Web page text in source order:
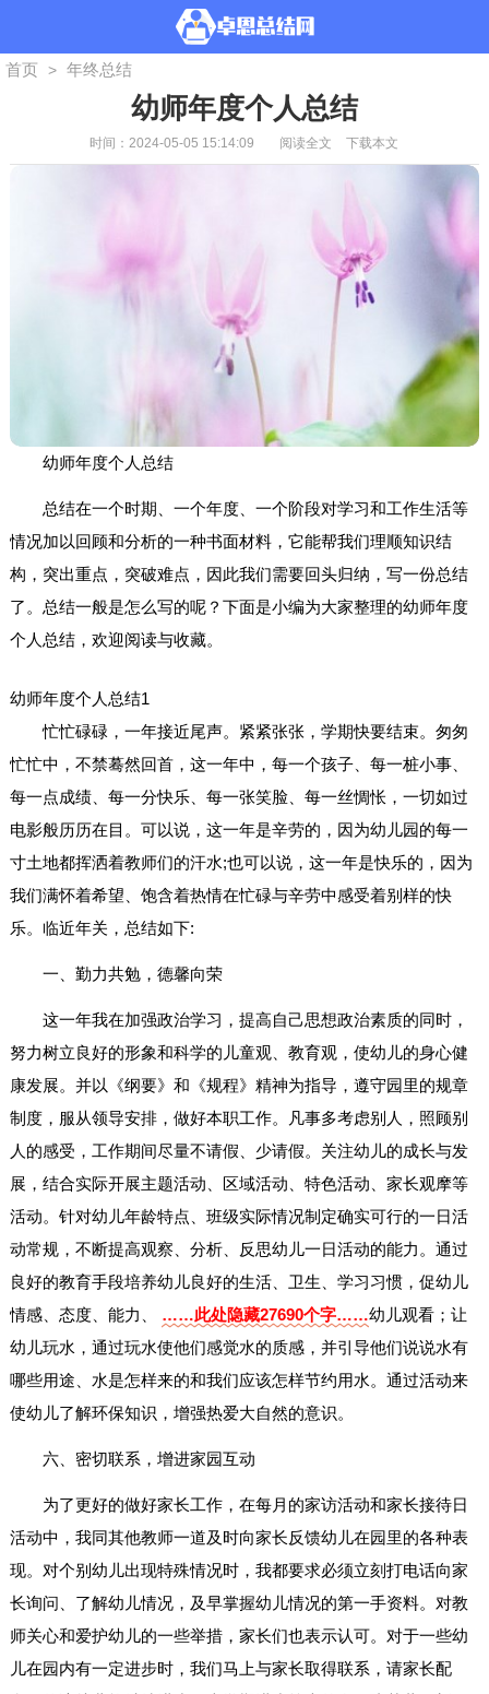
首页 > 年终总结
幼师年度个人总结
时间：2024-05-05 15:14:09 阅读全文 下载本文
幼师年度个人总结
总结在一个时期、一个年度、一个阶段对学习和工作生活等
情况加以回顾和分析的一种书面材料，它能帮我们理顺知识结
构，突出重点，突破难点，因此我们需要回头归纳，写一份总结
了。总结一般是怎么写的呢？下面是小编为大家整理的幼师年度
个人总结，欢迎阅读与收藏。
幼师年度个人总结1
忙忙碌碌，一年接近尾声。紧紧张张，学期快要结束。匆匆
忙忙中，不禁蓦然回首，这一年中，每一个孩子、每一桩小事、
每一点成绩、每一分快乐、每一张笑脸、每一丝惆怅，一切如过
电影般历历在目。可以说，这一年是辛劳的，因为幼儿园的每一
寸土地都挥洒着教师们的汗水;也可以说，这一年是快乐的，因为
我们满怀着希望、饱含着热情在忙碌与辛劳中感受着别样的快
乐。临近年关，总结如下:
一、勤力共勉，德馨向荣
这一年我在加强政治学习，提高自己思想政治素质的同时，
努力树立良好的形象和科学的儿童观、教育观，使幼儿的身心健
康发展。并以《纲要》和《规程》精神为指导，遵守园里的规章
制度，服从领导安排，做好本职工作。凡事多考虑别人，照顾别
人的感受，工作期间尽量不请假、少请假。关注幼儿的成长与发
展，结合实际开展主题活动、区域活动、特色活动、家长观摩等
活动。针对幼儿年龄特点、班级实际情况制定确实可行的一日活
动常规，不断提高观察、分析、反思幼儿一日活动的能力。通过
良好的教育手段培养幼儿良好的生活、卫生、学习习惯，促幼儿
情感、态度、能力、 ……此处隐藏27690个字……幼儿观看；让
幼儿玩水，通过玩水使他们感觉水的质感，并引导他们说说水有
哪些用途、水是怎样来的和我们应该怎样节约用水。通过活动来
使幼儿了解环保知识，增强热爱大自然的意识。
六、密切联系，增进家园互动
为了更好的做好家长工作，在每月的家访活动和家长接待日
活动中，我同其他教师一道及时向家长反馈幼儿在园里的各种表
现。对个别幼儿出现特殊情况时，我都要求必须立刻打电话向家
长询问、了解幼儿情况，及早掌握幼儿情况的第一手资料。对教
师关心和爱护幼儿的一些举措，家长们也表示认可。对于一些幼
儿在园内有一定进步时，我们马上与家长取得联系，请家长配